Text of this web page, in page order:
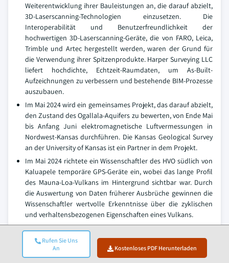
Rufen Sie Uns
An
Kostenloses PDF Herunterladen
Weiterentwicklung ihrer Bauleistungen an, die darauf abzielt,
3D-Laserscanning-Technologien einzusetzen. Die
Interoperabilität und Benutzerfreundlichkeit der
hochwertigen 3D-Laserscanning-Geräte, die von FARO, Leica,
Trimble und Artec hergestellt werden, waren der Grund für
die Verwendung ihrer Spitzenprodukte. Harper Surveying LLC
liefert hochdichte, Echtzeit-Raumdaten, um As-Built-
Aufzeichnungen zu verbessern und bestehende BIM-Prozesse
auszubauen.
Im Mai 2024 wird ein gemeinsames Projekt, das darauf abzielt,
den Zustand des Ogallala-Aquifers zu bewerten, von Ende Mai
bis Anfang Juni elektromagnetische Luftvermessungen in
Nordwest-Kansas durchführen. Die Kansas Geological Survey
an der University of Kansas ist ein Partner in dem Projekt.
Im Mai 2024 richtete ein Wissenschaftler des HVO südlich von
Kaluapele temporäre GPS-Geräte ein, wobei das lange Profil
des Mauna-Loa-Vulkans im Hintergrund sichtbar war. Durch
die Auswertung von Daten früherer Ausbrüche gewinnen die
Wissenschaftler wertvolle Erkenntnisse über die zyklischen
und verhaltensbezogenen Eigenschaften eines Vulkans.
Im Februar 2024 kündigten John Deere und Leica
Geosystems eine strategische Partnerschaft an, die auf eine
digitale Transformationsinitiative für die schwere Bauindustrie
abzielt. Die Partnerschaft nutzt das Fertigungstalent von